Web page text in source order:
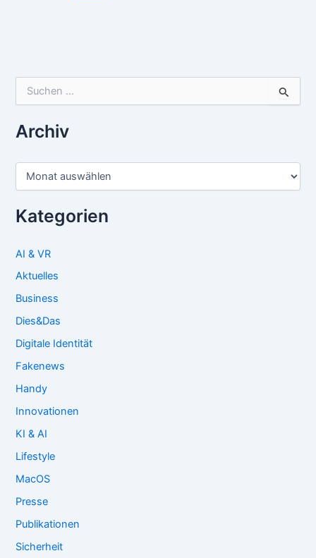
nach:
Archiv
Archiv
Kategorien
AI & VR
Aktuelles
Business
Dies&Das
Digitale Identität
Fakenews
Handy
Innovationen
KI & AI
Lifestyle
MacOS
Presse
Publikationen
Sicherheit